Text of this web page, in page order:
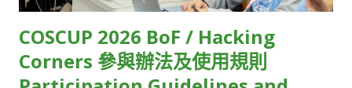
Open-EP (E-Paper) Community HackMD 22 FOSS for All
HackMD 23 ...
COSCUP 2026 BoF / Hacking
Corners 參與辦法及使用規則